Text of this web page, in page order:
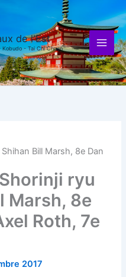
de l'Est
Kobudo - Tai Chi Chuan
Bill Marsh, 8e Dan
ryu
Marsh, 8e
Roth, 7e
2017